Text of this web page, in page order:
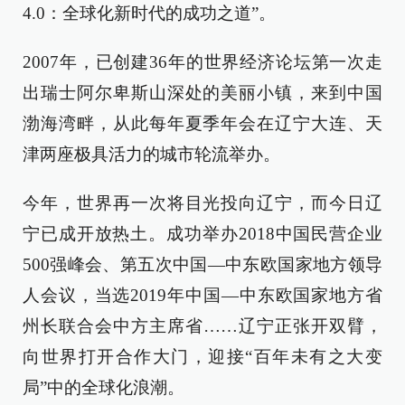
4.0：全球化新时代的成功之道”。
2007年，已创建36年的世界经济论坛第一次走
出瑞士阿尔卑斯山深处的美丽小镇，来到中国
渤海湾畔，从此每年夏季年会在辽宁大连、天
津两座极具活力的城市轮流举办。
今年，世界再一次将目光投向辽宁，而今日辽
宁已成开放热土。成功举办2018中国民营企业
500强峰会、第五次中国—中东欧国家地方领导
人会议，当选2019年中国—中东欧国家地方省
州长联合会中方主席省……辽宁正张开双臂，
向世界打开合作大门，迎接“百年未有之大变
局”中的全球化浪潮。